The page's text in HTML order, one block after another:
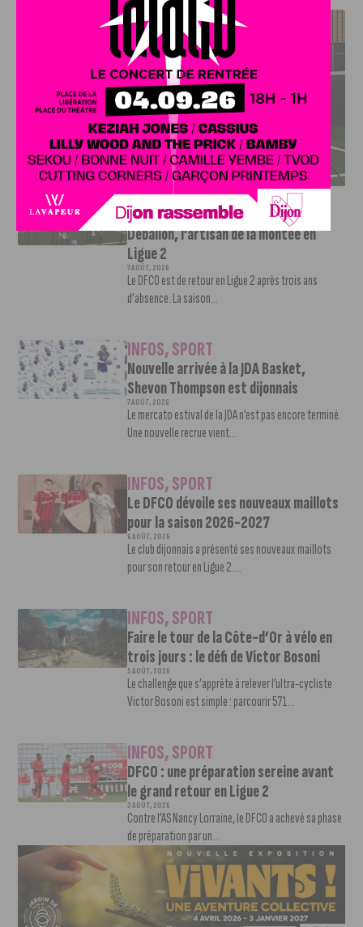
DFCO : RENCONTRE AVEC PIERRE-HENRI DEBALLON,
L’ARTISAN DE LA MONTÉE EN LIGUE 2
INFOS,SPORT
DFCO : Rencontre avec Pierre-Henri
Deballon, l’artisan de la montée en
Ligue 2
7 AOÛT, 2026
Le DFCO est de retour en Ligue 2 après trois ans
d’absence. La saison...
INFOS,SPORT
Nouvelle arrivée à la JDA Basket,
Shevon Thompson est dijonnais
7 AOÛT, 2026
Le mercato estival de la JDA n’est pas encore terminé.
Une nouvelle recrue vient...
INFOS,SPORT
Le DFCO dévoile ses nouveaux maillots
pour la saison 2026-2027
6 AOÛT, 2026
Le club dijonnais a présenté ses nouveaux maillots
pour son retour en Ligue 2....
INFOS,SPORT
Faire le tour de la Côte-d’Or à vélo en
trois jours : le défi de Victor Bosoni
5 AOÛT, 2026
Le challenge que s’apprête à relever l’ultra-cycliste
Victor Bosoni est simple : parcourir 571...
INFOS,SPORT
DFCO : une préparation sereine avant
le grand retour en Ligue 2
3 AOÛT, 2026
Contre l’AS Nancy Lorraine, le DFCO a achevé sa phase
de préparation par un...